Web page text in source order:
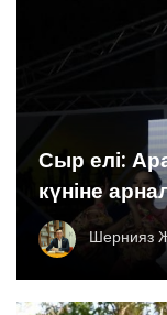
Сыр елі:
күніне
Шернияз